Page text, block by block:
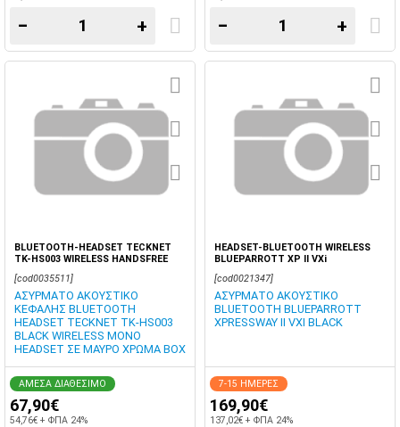
− + − +
BLUETOOTH-HEADSET TECKNET
TK-HS003 WIRELESS HANDSFREE
[cod0035511]
ΑΣΥΡΜΑΤΟ ΑΚΟΥΣΤΙΚΟ
ΚΕΦΑΛΗΣ BLUETOOTH
HEADSET TECKNET TK-HS003
BLACK WIRELESS MONO
HEADSET ΣΕ ΜΑΥΡΟ ΧΡΩΜΑ BOX
ΑΜΕΣΑ ΔΙΑΘΕΣΙΜΟ
67,90€
54,76€ + ΦΠΑ 24%
HEADSET-BLUETOOTH WIRELESS
BLUEPARROTT XP II VXi
[cod0021347]
ΑΣΥΡΜΑΤΟ ΑΚΟΥΣΤΙΚΟ
BLUETOOTH BLUEPARROTT
XPRESSWAY II VXI BLACK
7-15 ΗΜΕΡΕΣ
169,90€
137,02€ + ΦΠΑ 24%